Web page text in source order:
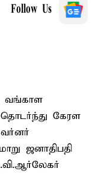
Follow Us
வங்காள
கேரள
ஜனாதிபதி